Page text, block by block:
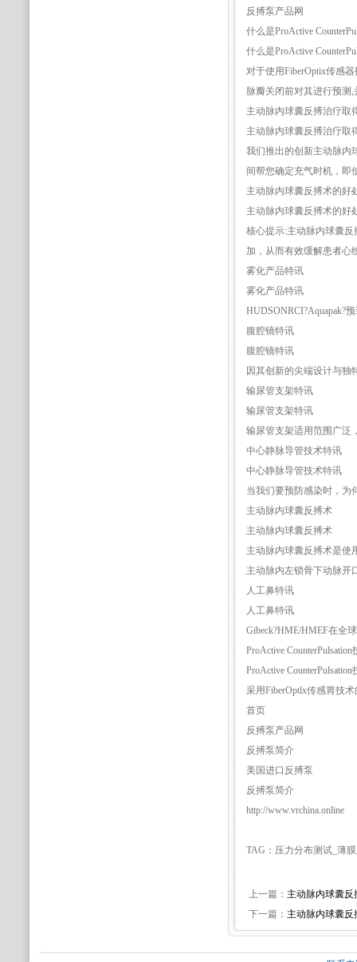
反搏泵产品网
什么是ProActive
什么是ProActive
对于使用FiberOptix传感
脉瓣关闭前对其进行预测
主动脉内球囊反搏治疗取
主动脉内球囊反搏治疗取
我们推出的创新主动脉内
间帮您确定充气时机，即
主动脉内球囊反搏术的好
主动脉内球囊反搏术的好
核心提示:主动脉内球囊
加，从而有效缓解患者心
雾化产品特讯
雾化产品特讯
HUDSONRCI?Aquapak?
腹腔镜特讯
腹腔镜特讯
因其创新的尖端设计与独
输尿管支架特讯
输尿管支架特讯
输尿管支架适用范围广泛
中心静脉导管技术特讯
中心静脉导管技术特讯
当我们要预防感染时，为
主动脉内球囊反搏术
主动脉内球囊反搏术
主动脉内球囊反搏术是使
主动脉内左锁骨下动脉开
人工鼻特讯
人工鼻特讯
Gibeck?HME/HMEF在全
ProActive CounterPulsation
ProActive CounterPulsation
采用FiberOptlx传感胃技
首页
反搏泵产品网
反搏泵简介
美国进口反搏泵
反搏泵简介
http://www.vrchina.online
TAG：压力分布测试_薄
上一篇： 主动脉内球囊
下一篇： 主动脉内球囊